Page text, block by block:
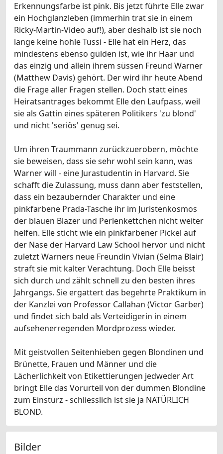
Erkennungsfarbe ist pink. Bis jetzt führte Elle zwar
ein Hochglanzleben (immerhin trat sie in einem
Ricky-Martin-Video auf!), aber deshalb ist sie noch
lange keine hohle Tussi - Elle hat ein Herz, das
mindestens ebenso gülden ist, wie ihr Haar und
das einzig und allein ihrem süssen Freund Warner
(Matthew Davis) gehört. Der wird ihr heute Abend
die Frage aller Fragen stellen. Doch statt eines
Heiratsantrages bekommt Elle den Laufpass, weil
sie als Gattin eines späteren Politikers 'zu blond'
und nicht 'seriös' genug sei.
Um ihren Traummann zurückzuerobern, möchte
sie beweisen, dass sie sehr wohl sein kann, was
Warner will - eine Jurastudentin in Harvard. Sie
schafft die Zulassung, muss dann aber feststellen,
dass ein bezaubernder Charakter und eine
pinkfarbene Prada-Tasche ihr im Juristenkosmos
der blauen Blazer und Perlenkettchen nicht weiter
helfen. Elle sticht wie ein pinkfarbener Pickel auf
der Nase der Harvard Law School hervor und nicht
zuletzt Warners neue Freundin Vivian (Selma Blair)
straft sie mit kalter Verachtung. Doch Elle beisst
sich durch und zählt schnell zu den besten ihres
Jahrgangs. Sie ergattert das begehrte Praktikum in
der Kanzlei von Professor Callahan (Victor Garber)
und findet sich bald als Verteidigerin in einem
aufsehenerregenden Mordprozess wieder.
Mit geistvollen Seitenhieben gegen Blondinen und
Brünette, Frauen und Männer und die
Lächerlichkeit von Etikettierungen jedweder Art
bringt Elle das Vorurteil von der dummen Blondine
zum Einsturz - schliesslich ist sie ja NATÜRLICH
BLOND.
Bilder